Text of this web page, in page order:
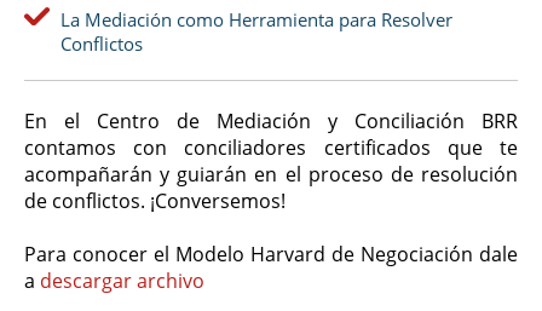
La Mediación como Herramienta para Resolver
Conflictos
En el Centro de Mediación y Conciliación BRR
contamos con conciliadores certificados que te
acompañarán y guiarán en el proceso de resolución
de conflictos. ¡Conversemos!
Para conocer el Modelo Harvard de Negociación dale
a descargar archivo